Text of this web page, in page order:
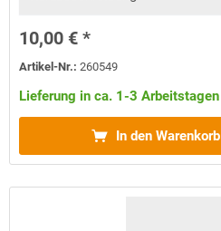
10,00 € *
Artikel-Nr.:260549
Lieferung in ca. 1-3 Arbeitstagen
In den Warenkorb